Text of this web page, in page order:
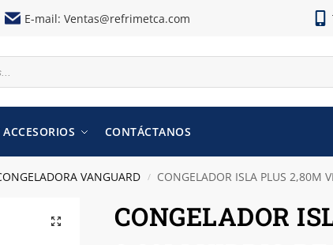
E-mail: Ventas@refrimetca.com
CONTÁCTANOS
VANGUARD / CONGELADOR ISLA PLUS 2,80M
CONGELADOR